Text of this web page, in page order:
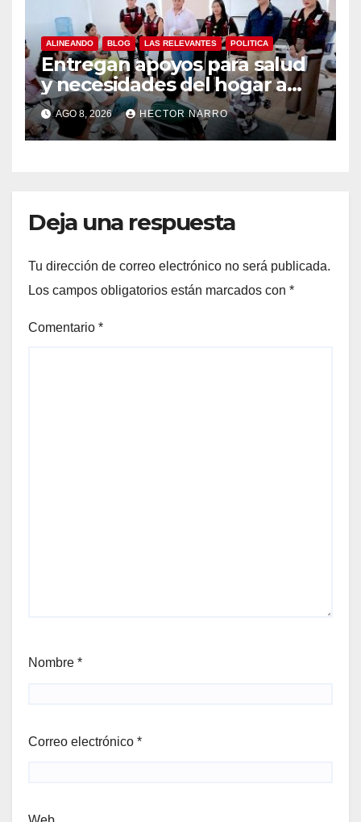
ALINEANDO BLOG LAS RELEVANTES POLITICA
Entregan apoyos para salud
y necesidades del hogar a
familias de Cabo San Lucas
AGO 8, 2026 HECTOR NARRO
Deja una respuesta
Tu dirección de correo electrónico no será publicada.
Los campos obligatorios están marcados con *
Comentario *
Nombre *
Correo electrónico *